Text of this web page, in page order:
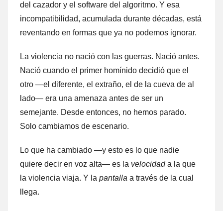
del cazador y el software del algoritmo. Y esa
incompatibilidad, acumulada durante décadas, está
reventando en formas que ya no podemos ignorar.
La violencia no nació con las guerras. Nació antes.
Nació cuando el primer homínido decidió que el
otro —el diferente, el extraño, el de la cueva de al
lado— era una amenaza antes de ser un
semejante. Desde entonces, no hemos parado.
Solo cambiamos de escenario.
Lo que ha cambiado —y esto es lo que nadie
quiere decir en voz alta— es la velocidada la que
la violencia viaja. Y la pantalla a través de la cual
llega.